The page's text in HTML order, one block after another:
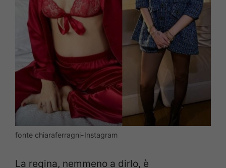
fonte chiaraferragni-Instagram
La regina, nemmeno a dirlo, è